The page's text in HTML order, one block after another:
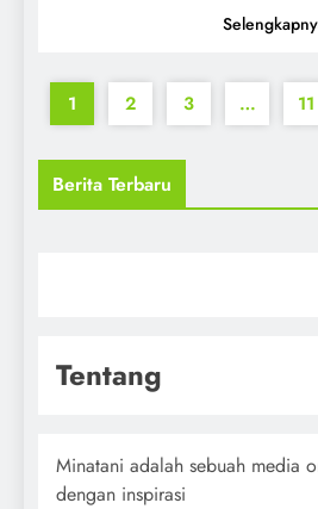
Berita Terbaru
1 2 3 … 11
Tentang
Minatani adalah sebuah media
dengan inspirasi